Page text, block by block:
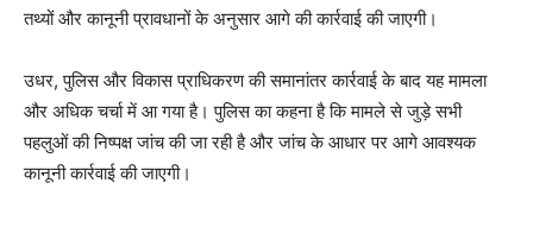
तथ्यों और कानूनी प्रावधानों के अनुसार आगे की कार्रवाई की जाएगी।
उधर, पुलिस और विकास प्राधिकरण की समानांतर कार्रवाई के बाद यह मामला
और अधिक चर्चा में आ गया है। पुलिस का कहना है कि मामले से जुड़े सभी
पहलुओं की निष्पक्ष जांच की जा रही है और जांच के आधार पर आगे आवश्यक
कानूनी कार्रवाई की जाएगी।